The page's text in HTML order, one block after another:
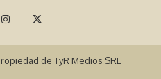
de TyR Medios SRL